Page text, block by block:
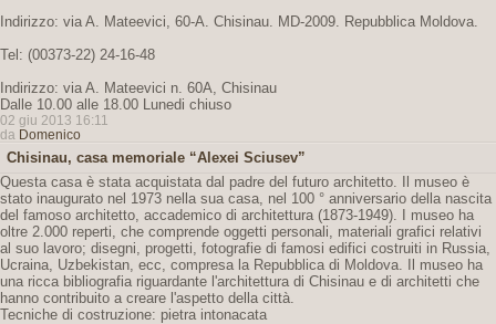
Indirizzo: via A. Mateevici, 60-A. Chisinau. MD-2009. Repubblica Moldova.
Tel: (00373-22) 24-16-48
Indirizzo: via A. Mateevici n. 60A, Chisinau
Dalle 10.00 alle 18.00 Lunedi chiuso
02 giu 2013 16:11
da Domenico
Chisinau, casa memoriale “Alexei Sciusev”
Questa casa è stata acquistata dal padre del futuro architetto. Il museo è
stato inaugurato nel 1973 nella sua casa, nel 100 ° anniversario della nascita
del famoso architetto, accademico di architettura (1873-1949). I museo ha
oltre 2.000 reperti, che comprende oggetti personali, materiali grafici relativi
al suo lavoro; disegni, progetti, fotografie di famosi edifici costruiti in Russia,
Ucraina, Uzbekistan, ecc, compresa la Repubblica di Moldova. Il museo ha
una ricca bibliografia riguardante l'architettura di Chisinau e di architetti che
hanno contribuito a creare l'aspetto della città.
Tecniche di costruzione: pietra intonacata